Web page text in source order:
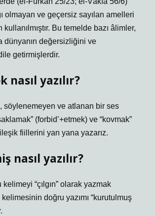
olmayan ve geçersiz sayılan amelleri
Bu temelde bazı âlimler,
dünyanın değersizliğini ve
getirmişlerdir.
nasıl yazılır?
söylenemeyen ve atlanan bir ses
(forbid’+etmek) ve “kovmak”
fiillerini yan yana yazarız.
nasıl yazılır?
“çılgın” olarak yazmak
kelimesinin doğru yazımı “kurutulmuş